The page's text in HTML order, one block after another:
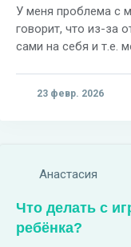
У меня проблема с
говорит, что из-за
сами на себя и т.е.
23 февр. 2026
Анастасия
Что делать с
ребёнка?